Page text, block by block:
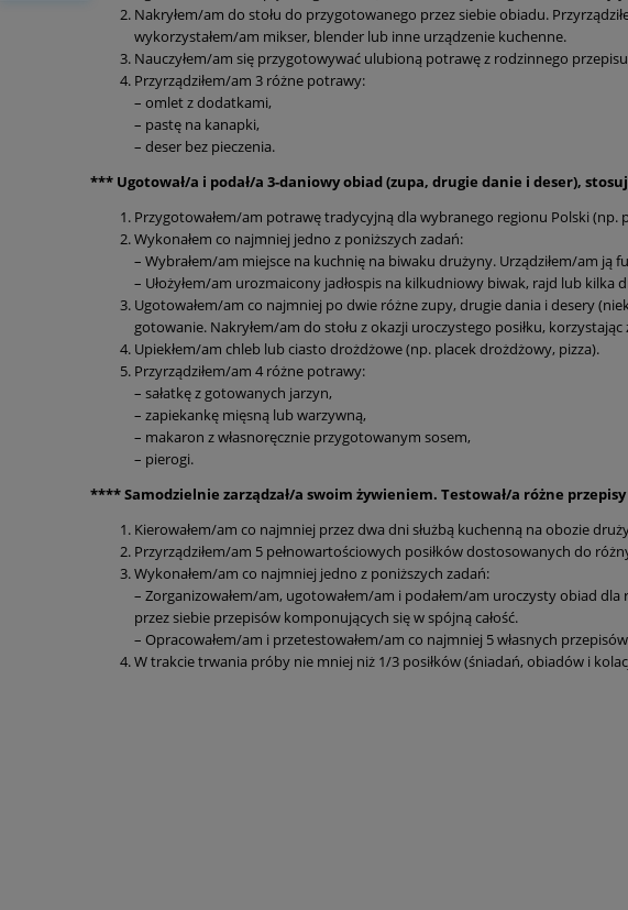
Nakryłem/am do stołu do przygotowanego przez siebie obiadu.
wykorzystałem/am mikser, blender lub inne urządzenie kuchenne.
Nauczyłem/am się przygotowywać ulubioną potrawę z rodzinnego
Przyrządziłem/am 3 różne potrawy:
– omlet z dodatkami,
– pastę na kanapki,
– deser bez pieczenia.
*** Ugotował/a i podał/a 3-daniowy obiad (zupa, drugie danie i deser),
Przygotowałem/am potrawę tradycyjną dla wybranego regionu Polski (np.
Wykonałem co najmniej jedno z poniższych zadań:
– Wybrałem/am miejsce na kuchnię na biwaku drużyny. Urządziłem/am
– Ułożyłem/am urozmaicony jadłospis na kilkudniowy biwak, rajd lub
Ugotowałem/am co najmniej po dwie różne zupy, drugie dania i desery
gotowanie. Nakryłem/am do stołu z okazji uroczystego posiłku,
Upiekłem/am chleb lub ciasto drożdżowe (np. placek drożdżowy, pizza).
Przyrządziłem/am 4 różne potrawy:
– sałatkę z gotowanych jarzyn,
– zapiekankę mięsną lub warzywną,
– makaron z własnoręcznie przygotowanym sosem,
– pierogi.
**** Samodzielnie zarządzał/a swoim żywieniem. Testował/a różne
Kierowałem/am co najmniej przez dwa dni służbą kuchenną na obozie
Przyrządziłem/am 5 pełnowartościowych posiłków dostosowanych do
Wykonałem/am co najmniej jedno z poniższych zadań:
– Zorganizowałem/am, ugotowałem/am i podałem/am uroczysty obiad
przez siebie przepisów komponujących się w spójną całość.
– Opracowałem/am i przetestowałem/am co najmniej 5 własnych
W trakcie trwania próby nie mniej niż 1/3 posiłków (śniadań, obiadów i